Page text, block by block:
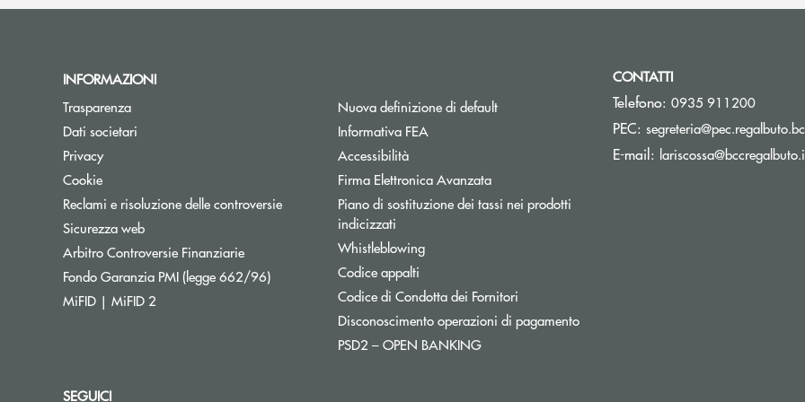
INFORMAZIONI
Trasparenza
Dati societari
Privacy
Cookie
Reclami e risoluzione delle controversie
Sicurezza web
Arbitro Controversie FinanziarieApre una nuova finestra
Fondo Garanzia PMI (legge 662/96)Apre una nuova finestra
MiFID | MiFID 2
Nuova definizione di default
Informativa FEA
Accessibilità
Firma Elettronica Avanzata
Piano di sostituzione dei tassi nei prodotti
indicizzati
Whistleblowing
Codice appalti
Codice di Condotta dei Fornitori
Disconoscimento operazioni di pagamento
PSD2 – OPEN BANKINGApre una nuova finestra
CONTATTI
Telefono: 0935 911200
PEC:
E-mail:
SEGUICI